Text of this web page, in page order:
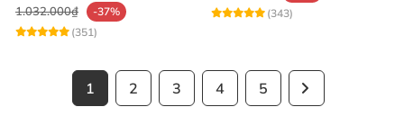
1.032.000₫
-37%
(351)
(343)
1 2 3 4 5